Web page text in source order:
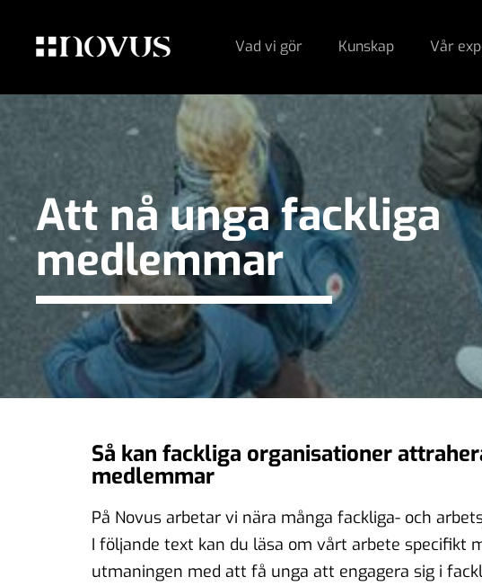
Vad vi gör Kunskap Vår
Att nå unga fackliga
medlemmar
Så kan fackliga organisationer
medlemmar
På Novus arbetar vi nära många fackliga- och
I följande text kan du läsa om vårt arbete specifikt
utmaningen med att få unga att engagera sig i